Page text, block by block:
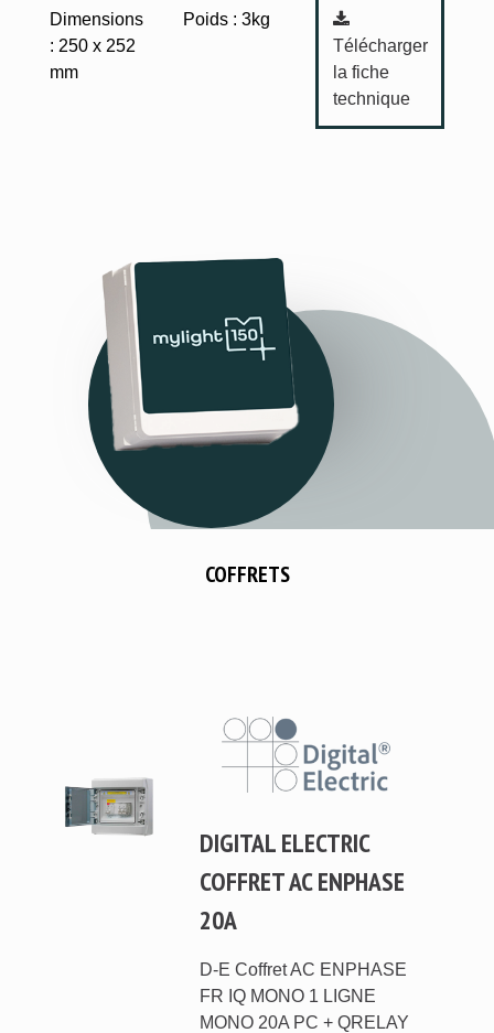
Dimensions
: 250 x 252
mm
Poids : 3kg
Télécharger
la fiche
technique
COFFRETS
DIGITAL ELECTRIC
COFFRET AC ENPHASE
20A
D-E Coffret AC ENPHASE
FR IQ MONO 1 LIGNE
MONO 20A PC + QRELAY